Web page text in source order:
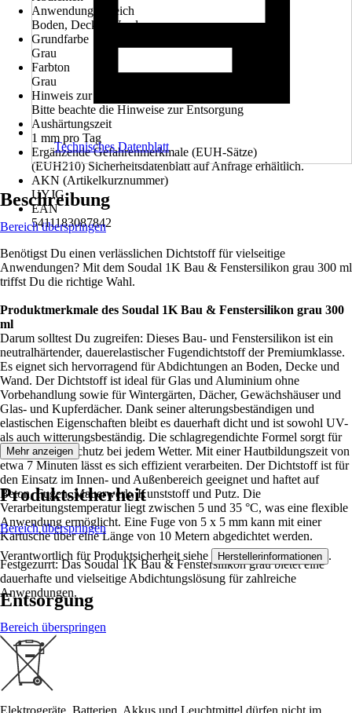
Anwendungsbereich
Boden, Decke, Wand
Grundfarbe
Grau
Farbton
Grau
Hinweis zur Entsorgung
Bitte beachte die Hinweise zur Entsorgung
Aushärtungszeit
1 mm pro Tag
Ergänzende Gefahrenmerkmale (EUH-Sätze)
(EUH210) Sicherheitsdatenblatt auf Anfrage erhältlich.
AKN (Artikelkurznummer)
UYJG
EAN
5411183087842
Technisches Datenblatt
Beschreibung
Bereich überspringen
Benötigst Du einen verlässlichen Dichtstoff für vielseitige
Anwendungen? Mit dem Soudal 1K Bau & Fenstersilikon grau 300 ml
triffst Du die richtige Wahl.
Produktmerkmale des Soudal 1K Bau & Fenstersilikon grau 300
ml
Darum solltest Du zugreifen: Dieses Bau- und Fenstersilikon ist ein
neutralhärtender, dauerelastischer Fugendichtstoff der Premiumklasse.
Es eignet sich hervorragend für Abdichtungen an Boden, Decke und
Wand. Der Dichtstoff ist ideal für Glas und Aluminium ohne
Vorbehandlung sowie für Wintergärten, Dächer, Gewächshäuser und
Glas- und Kupferdächer. Dank seiner alterungsbeständigen und
elastischen Eigenschaften bleibt es dauerhaft dicht und ist sowohl UV-
als auch witterungsbeständig. Die schlagregendichte Formel sorgt für
zuverlässigen Schutz bei jedem Wetter. Mit einer Hautbildungszeit von
etwa 7 Minuten lässt es sich effizient verarbeiten. Der Dichtstoff ist für
den Einsatz im Innen- und Außenbereich geeignet und haftet auf
Beton, Fugen, Mauerwerk, Kunststoff und Putz. Die
Verarbeitungstemperatur liegt zwischen 5 und 35 °C, was eine flexible
Anwendung ermöglicht. Eine Fuge von 5 x 5 mm kann mit einer
Kartusche über eine Länge von 10 Metern abgedichtet werden.
Festgezurrt: Das Soudal 1K Bau & Fenstersilikon grau bietet eine
dauerhafte und vielseitige Abdichtungslösung für zahlreiche
Anwendungen.
Mehr anzeigen
Produktsicherheit
Bereich überspringen
Verantwortlich für Produktsicherheit siehe Herstellerinformationen .
Entsorgung
Bereich überspringen
Elektrogeräte, Batterien, Akkus und Leuchtmittel dürfen nicht im